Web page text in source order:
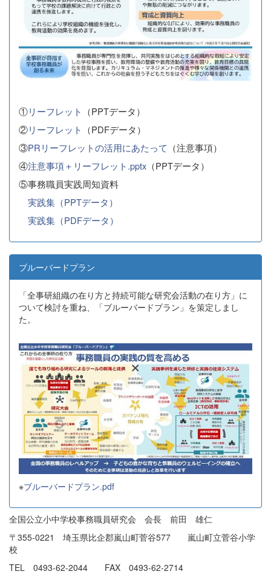
①リーフレット （PPTデータ）
②リーフレット （PDFデータ）
③PRリーフレットの活用にあたって （注意事項）
④注意事項＋リーフレット.pptx （PPTデータ）
⑤事務職員実践周知資料
実践集（PPTデータ）
実践集（PDFデータ）
ブルーバードプラン
「全事研組織の在り方と持続可能な研究会活動の在り方」に
ついて検討を重ね、「ブルーバードプラン」を策定しまし
た。
※ブルーバードプラン.pdf
全国公立小中学校事務職員研究会 会長 前田 雄仁
〒355-0221 埼玉県比企郡嵐山町菅谷577 嵐山町立菅谷小学
校
TEL 0493-62-2044 FAX 0493-62-2714